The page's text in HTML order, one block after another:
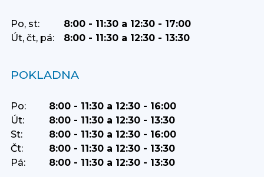
Po, st:
8:00 - 11:30 a 12:30 - 17:00
Út, čt, pá:
8:00 - 11:30 a 12:30 - 13:30
POKLADNA
Po:
8:00 - 11:30 a 12:30 - 16:00
Út:
8:00 - 11:30 a 12:30 - 13:30
St:
8:00 - 11:30 a 12:30 - 16:00
Čt:
8:00 - 11:30 a 12:30 - 13:30
Pá:
8:00 - 11:30 a 12:30 - 13:30